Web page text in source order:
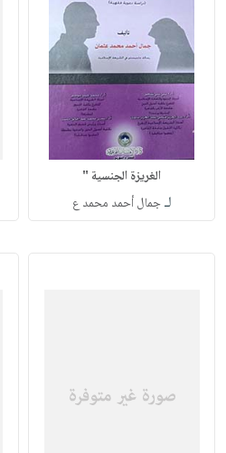
الغريزة الجنسية "
لـجمال أحمد محمد ع